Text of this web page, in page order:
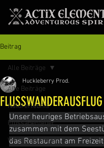
Beitrag
Alle Beiträge
Naturerlebnis
Flussabenteuer
Wildnisabenteuer
Alle Beiträge
FLUSSWANDERAUSFLUG
Huckleberry Prod.
Unser heuriges
zusammen mit dem
das Restaurant am